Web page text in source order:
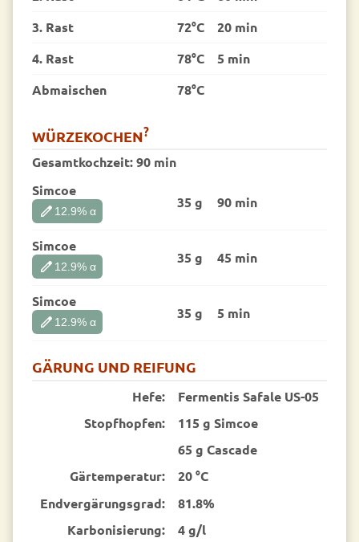
3. Rast
72°C
20 min
4. Rast
78°C
5 min
Abmaischen
78°C
WÜRZEKOCHEN?
Gesamtkochzeit:90 min
Simcoe
edit 12.9% α
35 g 90 min
Simcoe
edit 12.9% α
35 g 45 min
Simcoe
edit 12.9% α
35 g 5 min
GÄRUNG UND REIFUNG
Hefe:
Fermentis Safale US-05
Stopfhopfen:
115 g Simcoe
65 g Cascade
Gärtemperatur:
20 °C
End­vergärungsgrad:
81.8%
Karbonisierung:
4 g/l